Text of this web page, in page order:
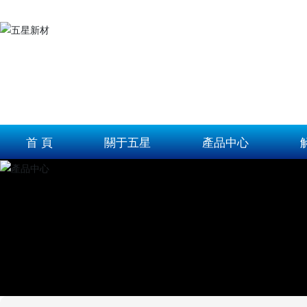
首 頁 關于五星 產品中心